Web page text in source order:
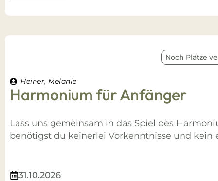
Noch Plätze
Heiner, Melanie
Harmonium für Anfänger
Lass uns gemeinsam in das Spiel des
benötigst du keinerlei Vorkenntnisse und kein
31.10.2026